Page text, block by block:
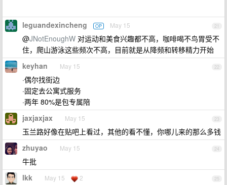
21
leguandexincheng OP May 15
@JNotEnoughW 对运动和美食兴趣都不高，咖啡喝不鸟胃受不
住，爬山游泳这些频次不高，目前就是从降频和转移精力开始
22
keyhan May 15
·偶尔找街边
·固定去公寓式服务
·两年 80%是包专属陪
23
jaxjaxjax May 15
玉兰路好像在贴吧上看过，其他的看不懂，你哪儿来的那么多钱
24
zhuyao May 15
牛批
25
lkk May 15 2